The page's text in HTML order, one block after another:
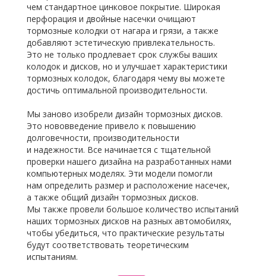
чем стандартное цинковое покрытие. Широкая
перфорация и двойные насечки очищают
тормозные колодки от нагара и грязи, а также
добавляют эстетическую привлекательность.
Это не только продлевает срок службы ваших
колодок и дисков, но и улучшает характеристики
тормозных колодок, благодаря чему вы можете
достичь оптимальной производительности.
Мы заново изобрели дизайн тормозных дисков.
Это нововведение привело к повышению
долговечности, производительности
и надежности. Все начинается с тщательной
проверки нашего дизайна на разработанных нами
компьютерных моделях. Эти модели помогли
нам определить размер и расположение насечек,
а также общий дизайн тормозных дисков.
Мы также провели большое количество испытаний
наших тормозных дисков на разных автомобилях,
чтобы убедиться, что практические результаты
будут соответствовать теоретическим
испытаниям.